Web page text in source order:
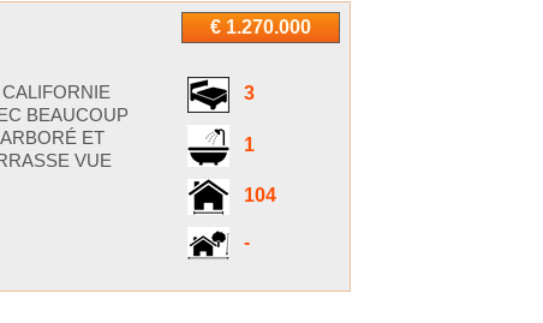
€ 1.270.000
3
1
104
-
BEAUCOUP
ET
VUE